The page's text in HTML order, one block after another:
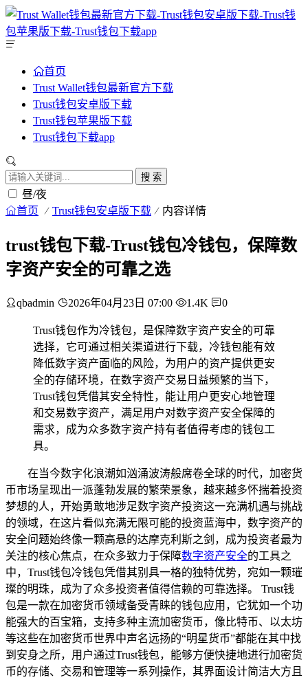
首页
Trust Wallet钱包最新官方下载
Trust钱包安卓版下载
Trust钱包苹果版下载
Trust钱包下载app
搜 索
昼/夜
首页 Trust钱包安卓版下载 内容详情
trust钱包下载-Trust钱包冷钱包，保障数
字资产安全的可靠之选
qbadmin 2026年04月23日 07:00 1.4K 0
Trust钱包作为冷钱包，是保障数字资产安全的可靠
选择，它可通过相关渠道进行下载，冷钱包能有效
降低数字资产面临的风险，为用户的资产提供更安
全的存储环境，在数字资产交易日益频繁的当下，
Trust钱包凭借其安全特性，能让用户更安心地管理
和交易数字资产，满足用户对数字资产安全保障的
需求，成为众多数字资产持有者值得考虑的钱包工
具。
在当今数字化浪潮如汹涌波涛般席卷全球的时代，加密货
币市场呈现出一派蓬勃发展的繁荣景象，越来越多怀揣着投资
梦想的人，开始勇敢地涉足数字资产投资这一充满机遇与挑战
的领域，在这片看似充满无限可能的投资蓝海中，数字资产的
安全问题始终像一颗高悬的达摩克利斯之剑，成为投资者最为
关注的核心焦点，在众多致力于保障数字资产安全的工具之
中，Trust钱包冷钱包凭借其别具一格的独特优势，宛如一颗璀
璨的明珠，成为了众多投资者值得信赖的可靠选择。 Trust钱
包是一款在加密货币领域备受青睐的钱包应用，它犹如一个功
能强大的百宝箱，支持多种主流加密货币，像比特币、以太坊
等这些在加密货币世界中声名远扬的“明星货币”都能在其中找
到安身之所，用户通过Trust钱包，能够方便快捷地进行加密货
币的存储、交易和管理等一系列操作，其界面设计简洁大方且